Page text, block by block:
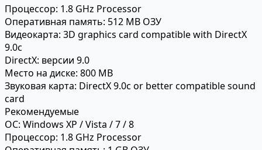
Процессор: 1.8 GHz Processor
Оперативная память: 512 MB ОЗУ
Видеокарта: 3D graphics card compatible with DirectX
9.0c
DirectX: версии 9.0
Место на диске: 800 MB
Звуковая карта: DirectX 9.0c or better compatible sound
card
Рекомендуемые
ОС: Windows XP / Vista / 7 / 8
Процессор: 1.8 GHz Processor